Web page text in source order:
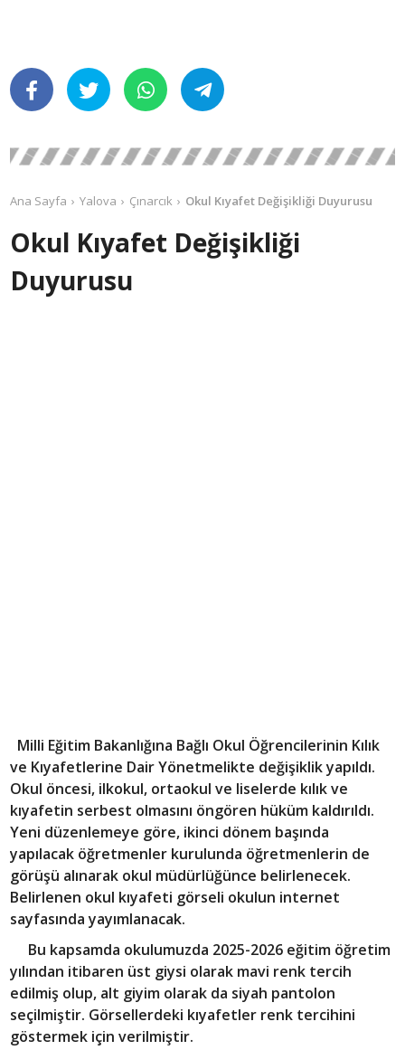
Ana Sayfa Yalova Çınarcık Okul Kıyafet Değişikliği Duyurusu
Okul Kıyafet Değişikliği
Duyurusu
Milli Eğitim Bakanlığına Bağlı Okul Öğrencilerinin Kılık
ve Kıyafetlerine Dair Yönetmelikte değişiklik yapıldı.
Okul öncesi, ilkokul, ortaokul ve liselerde kılık ve
kıyafetin serbest olmasını öngören hüküm kaldırıldı.
Yeni düzenlemeye göre, ikinci dönem başında
yapılacak öğretmenler kurulunda öğretmenlerin de
görüşü alınarak okul müdürlüğünce belirlenecek.
Belirlenen okul kıyafeti görseli okulun internet
sayfasında yayımlanacak.
Bu kapsamda okulumuzda 2025-2026 eğitim öğretim
yılından itibaren üst giysi olarak mavi renk tercih
edilmiş olup, alt giyim olarak da siyah pantolon
seçilmiştir. Görsellerdeki kıyafetler renk tercihini
göstermek için verilmiştir.